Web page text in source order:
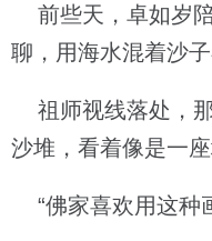
前些天，卓如岁
聊，用海水混着沙
祖师视线落处，
沙堆，看着像是一座
“佛家喜欢用这种